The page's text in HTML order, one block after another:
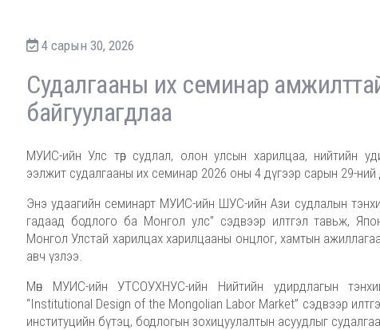
4 сарын 30, 2026
Судалгааны их семинар
байгуулагдлаа
МУИС-ийн Улс төр судлал, олон улсын харилцаа, нийтийн
ээлжит судалгааны их семинар 2026 оны 4 дүгээр сарын 29-ний
Энэ удаагийн семинарт МУИС-ийн ШУС-ийн Ази судлалын
гадаад бодлого ба Монгол улс” сэдвээр илтгэл тавьж,
Монгол Улстай харилцах харилцааны онцлог, хамтын
авч үзлээ.
Мөн МУИС-ийн УТСОУХНУС-ийн Нийтийн удирдлагын
“Institutional Design of the Mongolian Labor Market” сэдвээр
институцийн бүтэц, бодлогын зохицуулалтын асуудлыг